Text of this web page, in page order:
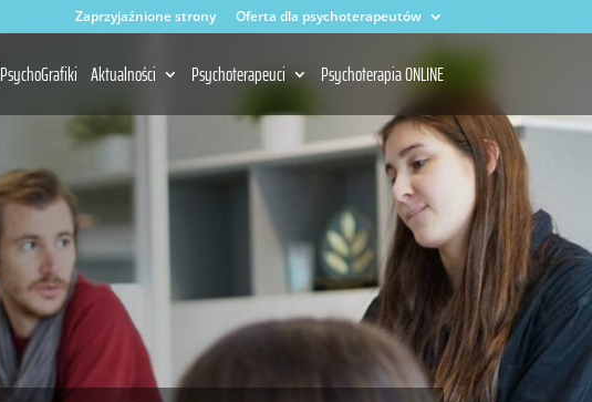
Zaprzyjaźnione strony Oferta dla psychoterapeutów
PsychoGrafiki Aktualności Psychoterapeuci Psychoterapia ONLINE